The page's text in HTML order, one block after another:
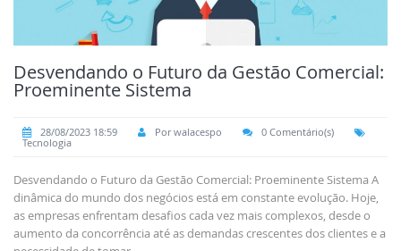
Desvendando o Futuro da Gestão Comercial:
Proeminente Sistema
28/08/2023 18:59 Por walacespo
0 Comentário(s)
Tecnologia
Desvendando o Futuro da Gestão Comercial: Proeminente Sistema A
dinâmica do mundo dos negócios está em constante evolução. Hoje,
as empresas enfrentam desafios cada vez mais complexos, desde o
aumento da concorrência até as demandas crescentes dos clientes e a